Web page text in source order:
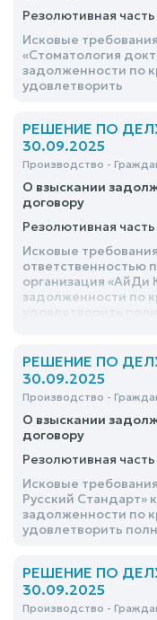
Резолютивная часть
Исковые
«Стоматология
задолженности по
удовлетворить
РЕШЕНИЕ ПО
30.09.2025
Производство -
О взыскании
договору
Резолютивная часть
Исковые
ответственностью
организация «АйДи
задолженности по
РЕШЕНИЕ ПО
30.09.2025
Производство -
О взыскании
договору
Резолютивная часть
Исковые
Русский Стандарт»
задолженности по
удовлетворить
РЕШЕНИЕ ПО
30.09.2025
Производство -